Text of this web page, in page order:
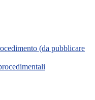
(da pubblicare